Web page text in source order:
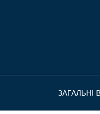
ЗАГАЛЬНІ